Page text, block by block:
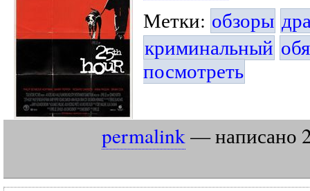
Метки: обзоры
криминальный
посмотреть
permalink — написано